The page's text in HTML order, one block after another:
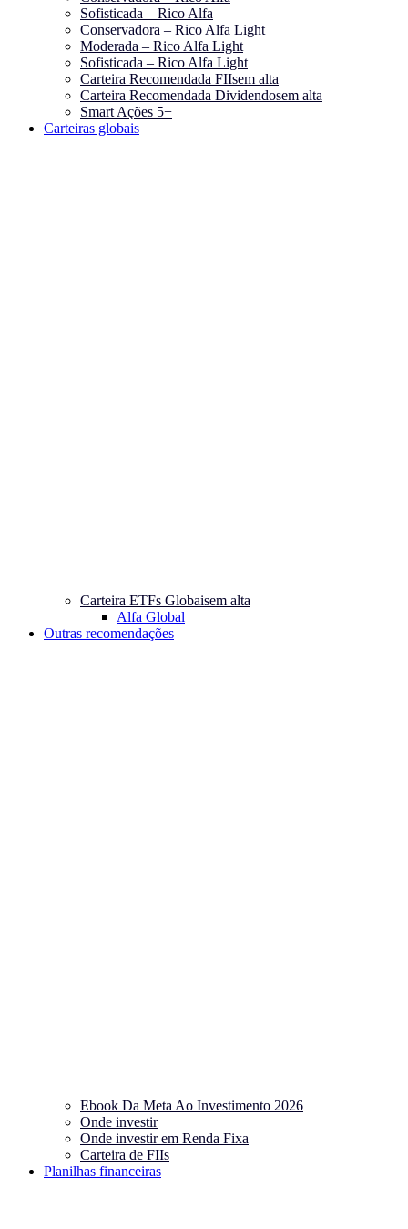
Sofisticada – Rico Alfa
Conservadora – Rico Alfa Light
Moderada – Rico Alfa Light
Sofisticada – Rico Alfa Light
Carteira Recomendada FIIsem alta
Carteira Recomendada Dividendosem alta
Smart Ações 5+
Carteiras globais
Carteira ETFs Globaisem alta
Alfa Global
Outras recomendações
Ebook Da Meta Ao Investimento 2026
Onde investir
Onde investir em Renda Fixa
Carteira de FIIs
Planilhas financeiras